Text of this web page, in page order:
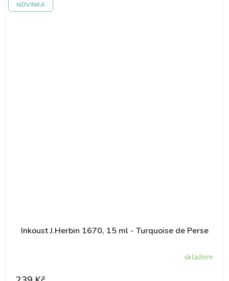
NOVINKA
Inkoust J.Herbin 1670, 15 ml - Turquoise de Perse
skladem